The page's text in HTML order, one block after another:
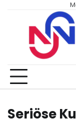
content
Seriöse